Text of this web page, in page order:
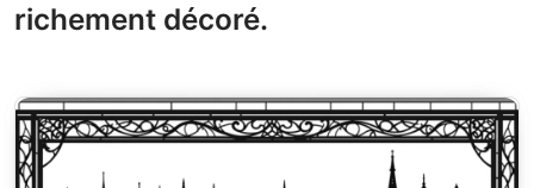
richement décoré.